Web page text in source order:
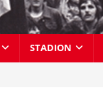
STADION